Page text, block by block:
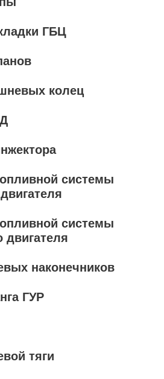
ГБЦ
колец
системы
системы
двигателя
наконечников
ГУР
тяги